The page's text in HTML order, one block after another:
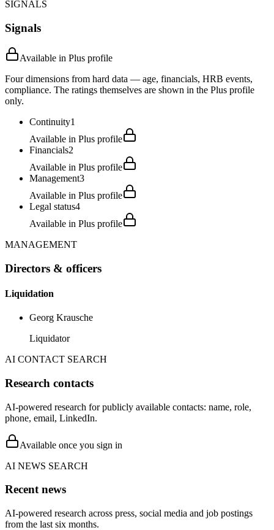
SIGNALS
Signals
Available in Plus profile
Four dimensions from hard data — age, financials, HRB events,
compliance. The ratings themselves are shown in the Plus profile
only.
Continuity1
Available in Plus profile
Financials2
Available in Plus profile
Management3
Available in Plus profile
Legal status4
Available in Plus profile
MANAGEMENT
Directors & officers
Liquidation
Georg Krausche
Liquidator
AI CONTACT SEARCH
Research contacts
AI-powered research for publicly available contacts: name, role,
phone, email, LinkedIn.
Available once you sign in
AI NEWS SEARCH
Recent news
AI-powered research across press, social media and job postings
from the last six months.